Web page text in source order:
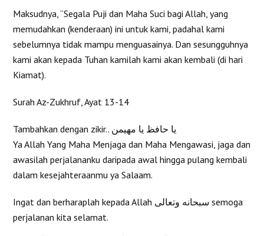
Maksudnya, “Segala Puji dan Maha Suci bagi Allah, yang
memudahkan (kenderaan) ini untuk kami, padahal kami
sebelumnya tidak mampu menguasainya. Dan sesungguhnya
kami akan kepada Tuhan kamilah kami akan kembali (di hari
Kiamat).
Surah Az-Zukhruf, Ayat 13-14
Tambahkan dengan zikir.. يا حافظ يا مهيمن
Ya Allah Yang Maha Menjaga dan Maha Mengawasi, jaga dan
awasilah perjalananku daripada awal hingga pulang kembali
dalam kesejahteraanmu ya Salaam.
Ingat dan berharaplah kepada Allah سبحانه وتعالى semoga
perjalanan kita selamat.